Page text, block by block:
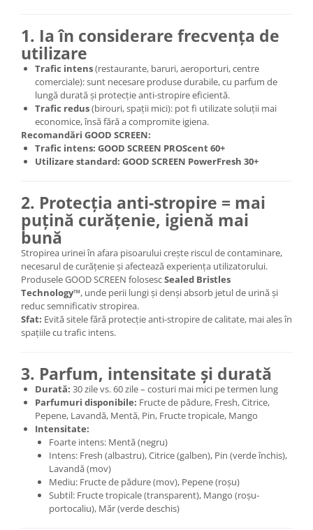
1. Ia în considerare frecvența de
utilizare
Trafic intens(restaurante, baruri, aeroporturi, centre
comerciale): sunt necesare produse durabile, cu parfum de
lungă durată și protecție anti-stropire eficientă.
Trafic redus(birouri, spații mici): pot fi utilizate soluții mai
economice, însă fără a compromite igiena.
Recomandări GOOD SCREEN:
Trafic intens: GOOD SCREEN PROScent 60+
Utilizare standard: GOOD SCREEN PowerFresh 30+
2. Protecția anti-stropire = mai
puțină curățenie, igienă mai
bună
Stropirea urinei în afara pisoarului crește riscul de contaminare,
necesarul de curățenie și afectează experiența utilizatorului.
Produsele GOOD SCREEN folosescSealed Bristles
Technology™, unde perii lungi și denși absorb jetul de urină și
reduc semnificativ stropirea.
Sfat: Evită sitele fără protecție anti-stropire de calitate, mai ales în
spațiile cu trafic intens.
3. Parfum, intensitate și durată
Durată: 30 zile vs. 60 zile – costuri mai mici pe termen lung
Parfumuri disponibile: Fructe de pădure, Fresh, Citrice,
Pepene, Lavandă, Mentă, Pin, Fructe tropicale, Mango
Intensitate:
Foarte intens: Mentă (negru)
Intens: Fresh (albastru), Citrice (galben), Pin (verde închis),
Lavandă (mov)
Mediu: Fructe de pădure (mov), Pepene (roșu)
Subtil: Fructe tropicale (transparent), Mango (roșu-
portocaliu), Măr (verde deschis)